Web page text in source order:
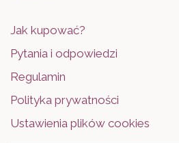
Jak kupować?
Pytania i odpowiedzi
Regulamin
Polityka prywatności
Ustawienia plików cookies